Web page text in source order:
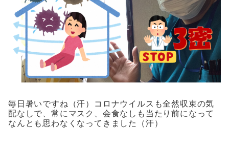
毎日暑いですね（汗）コロナウイルスも全然収束の気
配なしで、常にマスク、会食なしも当たり前になって
なんとも思わなくなってきました（汗）